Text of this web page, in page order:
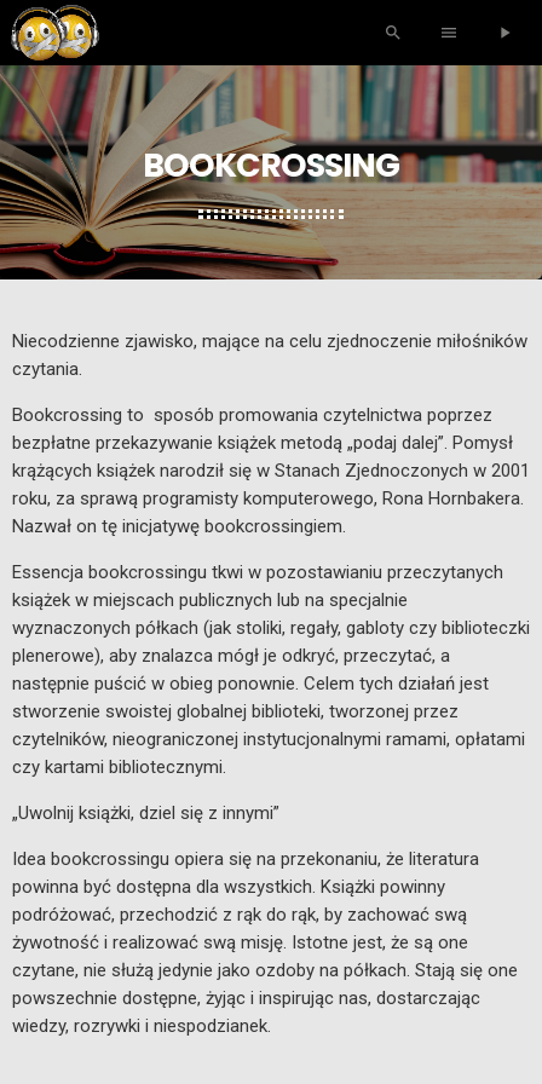
search menu play_arrow
BOOKCROSSING
Niecodzienne zjawisko, mające na celu zjednoczenie miłośników
czytania.
Bookcrossing to sposób promowania czytelnictwa poprzez
bezpłatne przekazywanie książek metodą „podaj dalej”. Pomysł
krążących książek narodził się w Stanach Zjednoczonych w 2001
roku, za sprawą programisty komputerowego, Rona Hornbakera.
Nazwał on tę inicjatywę bookcrossingiem.
Essencja bookcrossingu tkwi w pozostawianiu przeczytanych
książek w miejscach publicznych lub na specjalnie
wyznaczonych półkach (jak stoliki, regały, gabloty czy biblioteczki
plenerowe), aby znalazca mógł je odkryć, przeczytać, a
następnie puścić w obieg ponownie. Celem tych działań jest
stworzenie swoistej globalnej biblioteki, tworzonej przez
czytelników, nieograniczonej instytucjonalnymi ramami, opłatami
czy kartami bibliotecznymi.
„Uwolnij książki, dziel się z innymi”
Idea bookcrossingu opiera się na przekonaniu, że literatura
powinna być dostępna dla wszystkich. Książki powinny
podróżować, przechodzić z rąk do rąk, by zachować swą
żywotność i realizować swą misję. Istotne jest, że są one
czytane, nie służą jedynie jako ozdoby na półkach. Stają się one
powszechnie dostępne, żyjąc i inspirując nas, dostarczając
wiedzy, rozrywki i niespodzianek.